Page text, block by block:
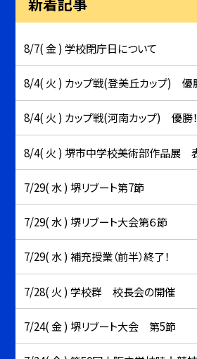
8/7( 金 ) 学校閉庁日について
8/4( 火 ) カップ戦(登美丘カップ) 優
8/4( 火 ) カップ戦(河南カップ) 優勝！
8/4( 火 ) 堺市中学校美術部作品展
7/29( 水 ) 堺リブート第7節
7/29( 水 ) 堺リブート大会第６節
7/29( 水 ) 補充授業（前半）終了！
7/28( 火 ) 学校群 校長会の開催
7/24( 金 ) 堺リブート大会 第5節